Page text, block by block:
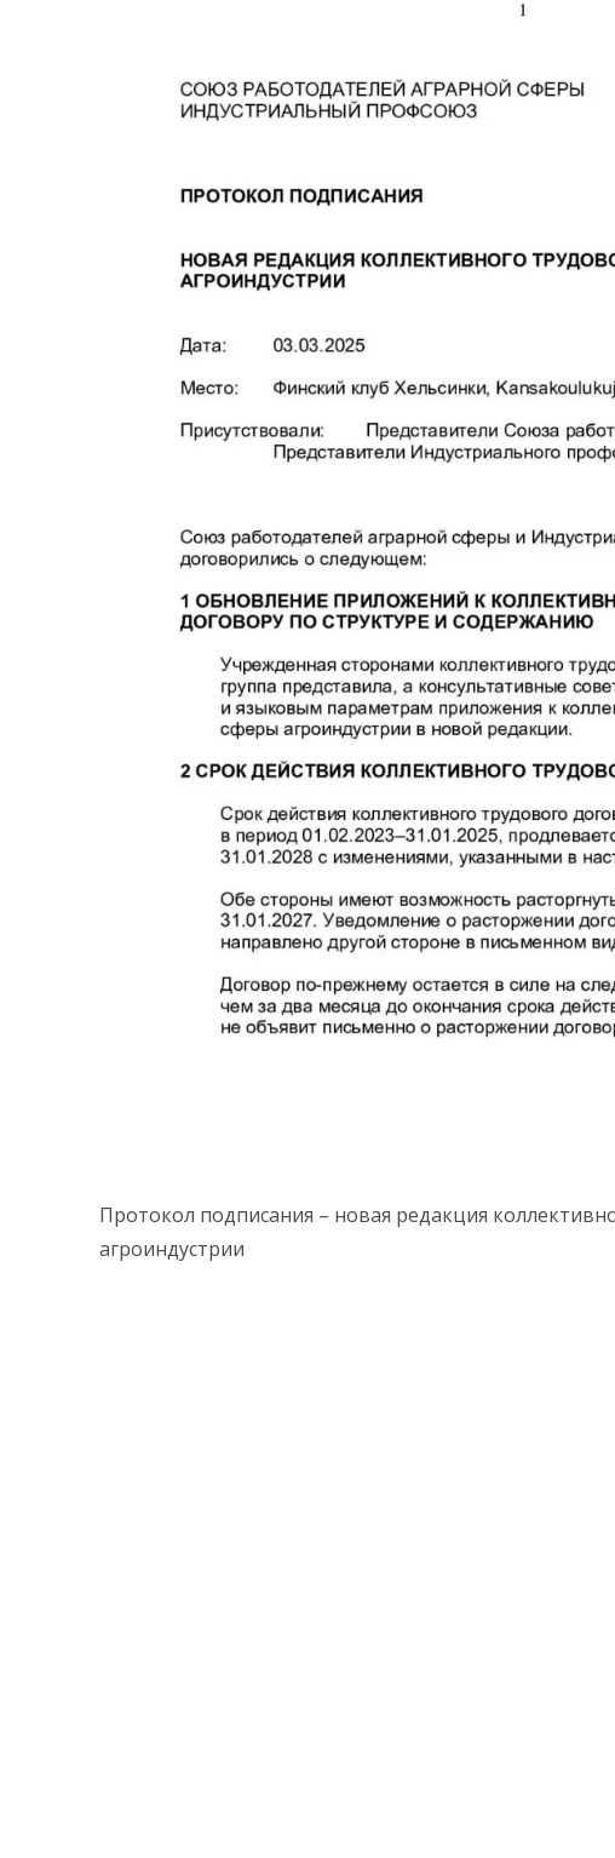
Протокол подписания – новая редакция
агроиндустрии